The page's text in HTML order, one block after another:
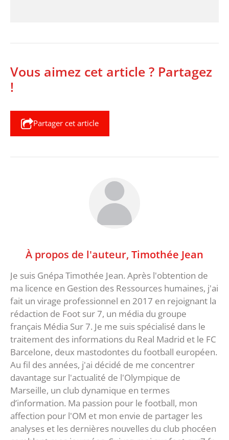
Vous aimez cet article ? Partagez
!
Partager cet article
À propos de l'auteur, Timothée Jean
Je suis Gnépa Timothée Jean. Après l'obtention de
ma licence en Gestion des Ressources humaines, j'ai
fait un virage professionnel en 2017 en rejoignant la
rédaction de Foot sur 7, un média du groupe
français Média Sur 7. Je me suis spécialisé dans le
traitement des informations du Real Madrid et le FC
Barcelone, deux mastodontes du football européen.
Au fil des années, j'ai décidé de me concentrer
davantage sur l'actualité de l'Olympique de
Marseille, un club dynamique en termes
d’information. Ma passion pour le football, mon
affection pour l'OM et mon envie de partager les
analyses et les dernières nouvelles du club phocéen